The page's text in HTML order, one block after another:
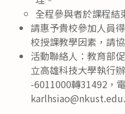
全程參與者於課程結
請惠予貴校參加人員
校授課教學因素，請
活動聯絡人：教育部
立高雄科技大學執行
-6011000轉31492，